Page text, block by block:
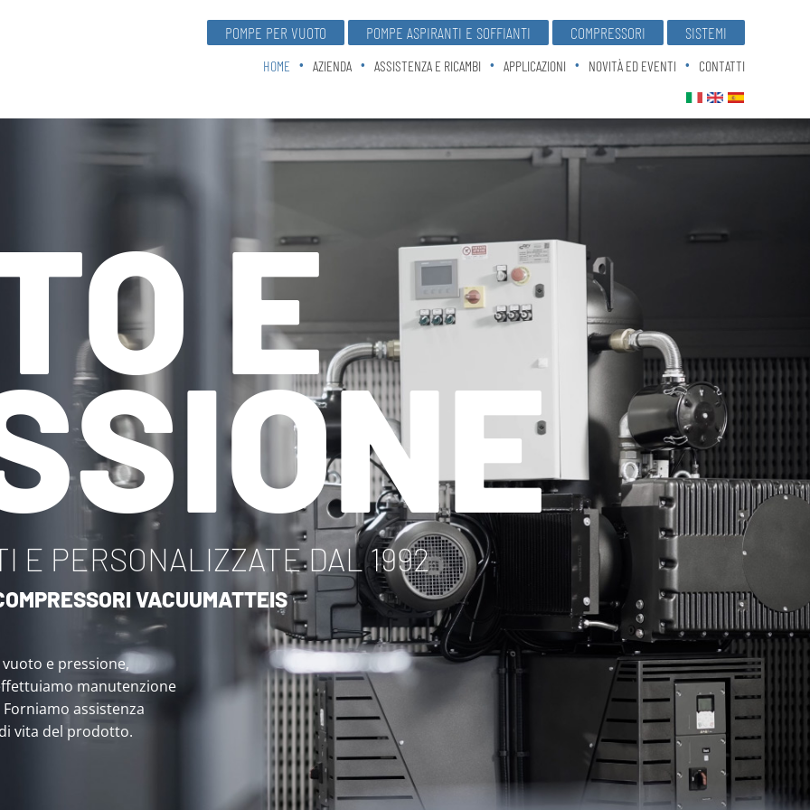
POMPE PER VUOTO POMPE ASPIRANTI E SOFFIANTI COMPRESSORI SISTEMI
HOME AZIENDA ASSISTENZA E RICAMBI APPLICAZIONI NOVITÀ ED EVENTI CONTATTI
E
E PERSONALIZZATE DAL 1992
VACUUMATTEIS
e pressione,
manutenzione
assistenza
vita del prodotto.